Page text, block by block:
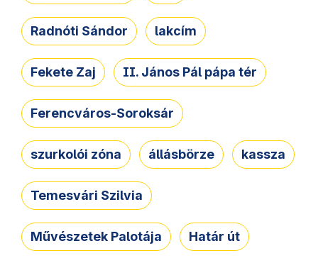
Radnóti Sándor lakcím
Fekete Zaj II. János Pál pápa tér
Ferencváros-Soroksár
szurkolói zóna állásbörze kassza
Temesvári Szilvia
Művészetek Palotája Határ út